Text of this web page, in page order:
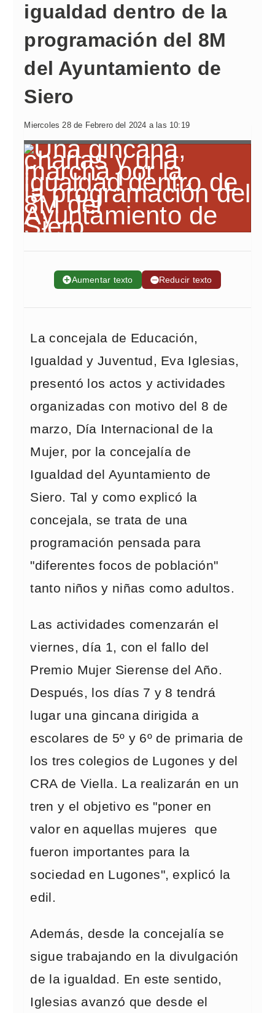
igualdad dentro de la
programación del 8M
del Ayuntamiento de
Siero
Miercoles 28 de Febrero del 2024 a las 10:19
➕Aumentar texto ➖Reducir texto
La concejala de Educación,
Igualdad y Juventud, Eva Iglesias,
presentó los actos y actividades
organizadas con motivo del 8 de
marzo, Día Internacional de la
Mujer, por la concejalía de
Igualdad del Ayuntamiento de
Siero. Tal y como explicó la
concejala, se trata de una
programación pensada para
"diferentes focos de población"
tanto niños y niñas como adultos.
Las actividades comenzarán el
viernes, día 1, con el fallo del
Premio Mujer Sierense del Año.
Después, los días 7 y 8 tendrá
lugar una gincana dirigida a
escolares de 5º y 6º de primaria de
los tres colegios de Lugones y del
CRA de Viella. La realizarán en un
tren y el objetivo es "poner en
valor en aquellas mujeres que
fueron importantes para la
sociedad en Lugones", explicó la
edil.
Además, desde la concejalía se
sigue trabajando en la divulgación
de la igualdad. En este sentido,
Iglesias avanzó que desde el